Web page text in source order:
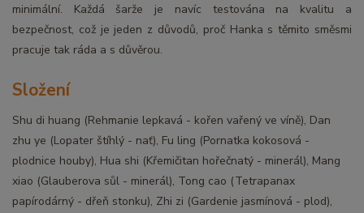
minimální. Každá šarže je navíc testována na kvalitu a
bezpečnost, což je jeden z důvodů, proč Hanka s těmito směsmi
pracuje tak ráda a s důvěrou.
Složení
Shu di huang (Rehmanie lepkavá - kořen vařený ve víně), Dan
zhu ye (Lopater štíhlý - nať), Fu ling (Pornatka kokosová -
plodnice houby), Hua shi (Křemičitan hořečnatý - minerál), Mang
xiao (Glauberova sůl - minerál), Tong cao (Tetrapanax
papírodárný - dřeň stonku), Zhi zi (Gardenie jasmínová - plod),